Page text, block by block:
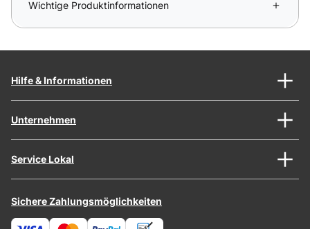
Wichtige Produktinformationen
Hilfe & Informationen
Unternehmen
Service Lokal
Sichere Zahlungsmöglichkeiten